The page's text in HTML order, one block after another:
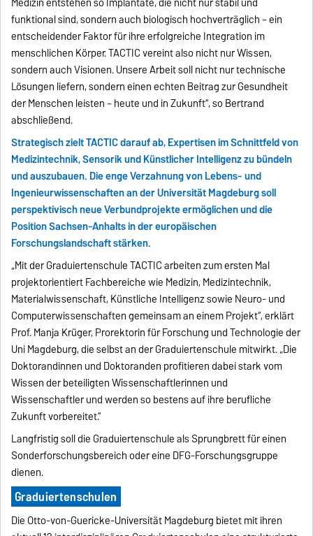
funktional sind, sondern auch biologisch hochverträglich – ein
entscheidender Faktor für ihre erfolgreiche Integration im
menschlichen Körper. TACTIC vereint also nicht nur Wissen,
sondern auch Visionen. Unsere Arbeit soll nicht nur technische
Lösungen liefern, sondern einen echten Beitrag zur Gesundheit
der Menschen leisten – heute und in Zukunft“, so Bertrand
abschließend.
Strategisch zielt TACTIC darauf ab, Expertisen im Schnittfeld von
Medizintechnik, Sensorik und Künstlicher Intelligenz zu bündeln
und auszubauen. Die enge Verzahnung von Lebens- und
Ingenieurwissenschaften an der Universität Magdeburg soll
perspektivisch neue Verbundprojekte ermöglichen und die
Position Sachsen-Anhalts in der europäischen
Forschungslandschaft stärken.
„Mit der Graduiertenschule TACTIC arbeiten zum ersten Mal
projektorientiert Fachbereiche wie Medizin, Medizintechnik,
Materialwissenschaft, Künstliche Intelligenz sowie Neuro- und
Computerwissenschaften gemeinsam an einem Projekt“, erklärt
Prof. Manja Krüger, Prorektorin für Forschung und Technologie der
Uni Magdeburg, die selbst an der Graduiertenschule mitwirkt. „Die
Doktorandinnen und Doktoranden profitieren dabei stark vom
Wissen der beteiligten Wissenschaftlerinnen und
Wissenschaftler und werden so bestens auf ihre berufliche
Zukunft vorbereitet.“
Langfristig soll die Graduiertenschule als Sprungbrett für einen
Sonderforschungsbereich oder eine DFG-Forschungsgruppe
dienen.
Graduiertenschulen
Die Otto-von-Guericke-Universität Magdeburg bietet mit ihren